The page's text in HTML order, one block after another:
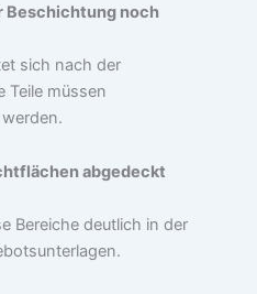
Beschichtung noch
sich nach der
Teile müssen
abgedeckt
Bereiche deutlich in der